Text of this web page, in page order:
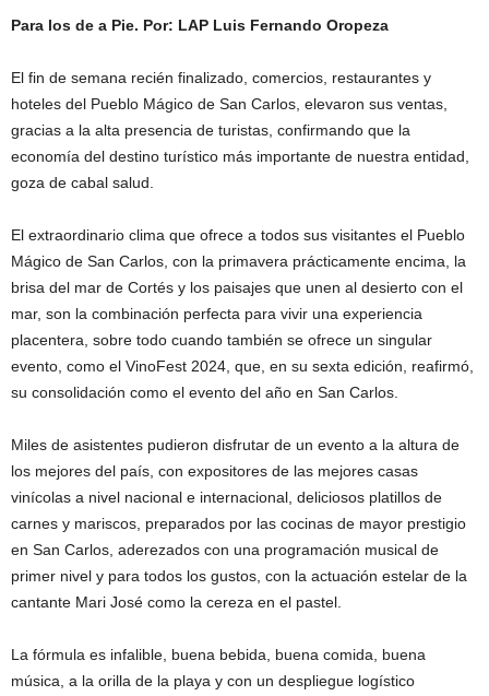
Para los de a Pie. Por: LAP Luis Fernando Oropeza
El fin de semana recién finalizado, comercios, restaurantes y
hoteles del Pueblo Mágico de San Carlos, elevaron sus ventas,
gracias a la alta presencia de turistas, confirmando que la
economía del destino turístico más importante de nuestra entidad,
goza de cabal salud.
El extraordinario clima que ofrece a todos sus visitantes el Pueblo
Mágico de San Carlos, con la primavera prácticamente encima, la
brisa del mar de Cortés y los paisajes que unen al desierto con el
mar, son la combinación perfecta para vivir una experiencia
placentera, sobre todo cuando también se ofrece un singular
evento, como el VinoFest 2024, que, en su sexta edición, reafirmó,
su consolidación como el evento del año en San Carlos.
Miles de asistentes pudieron disfrutar de un evento a la altura de
los mejores del país, con expositores de las mejores casas
vinícolas a nivel nacional e internacional, deliciosos platillos de
carnes y mariscos, preparados por las cocinas de mayor prestigio
en San Carlos, aderezados con una programación musical de
primer nivel y para todos los gustos, con la actuación estelar de la
cantante Mari José como la cereza en el pastel.
La fórmula es infalible, buena bebida, buena comida, buena
música, a la orilla de la playa y con un despliegue logístico